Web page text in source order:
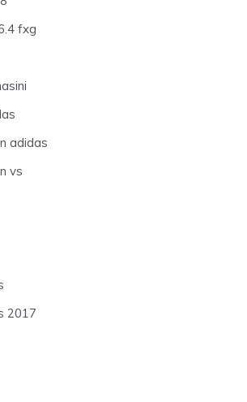
fxg
adidas
vs
2017